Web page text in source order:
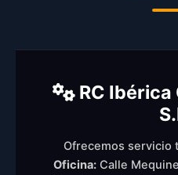
RC
Ofrecemos servicio
Oficina:Calle